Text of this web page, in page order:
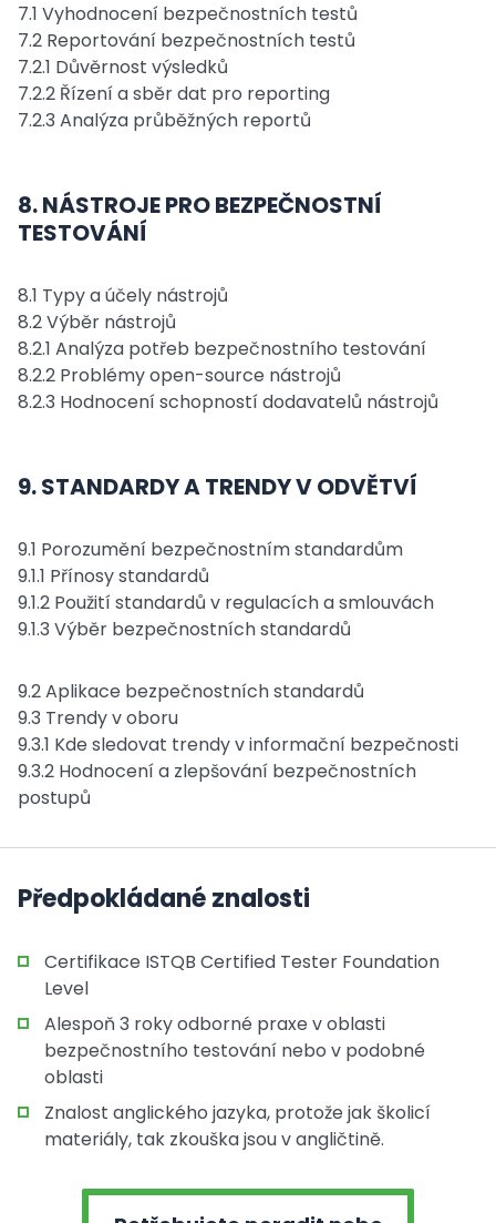
7.1 Vyhodnocení bezpečnostních testů
7.2 Reportování bezpečnostních testů
7.2.1 Důvěrnost výsledků
7.2.2 Řízení a sběr dat pro reporting
7.2.3 Analýza průběžných reportů
8. NÁSTROJE PRO BEZPEČNOSTNÍ
TESTOVÁNÍ
8.1 Typy a účely nástrojů
8.2 Výběr nástrojů
8.2.1 Analýza potřeb bezpečnostního testování
8.2.2 Problémy open-source nástrojů
8.2.3 Hodnocení schopností dodavatelů nástrojů
9. STANDARDY A TRENDY V ODVĚTVÍ
9.1 Porozumění bezpečnostním standardům
9.1.1 Přínosy standardů
9.1.2 Použití standardů v regulacích a smlouvách
9.1.3 Výběr bezpečnostních standardů
9.2 Aplikace bezpečnostních standardů
9.3 Trendy v oboru
9.3.1 Kde sledovat trendy v informační bezpečnosti
9.3.2 Hodnocení a zlepšování bezpečnostních
postupů
Předpokládané znalosti
Certifikace ISTQB Certified Tester Foundation
Level
Alespoň 3 roky odborné praxe v oblasti
bezpečnostního testování nebo v podobné
oblasti
Znalost anglického jazyka, protože jak školicí
materiály, tak zkouška jsou v angličtině.